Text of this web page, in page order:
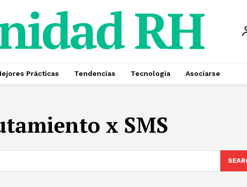
RH
Prácticas Tendencias Tecnologia Asociarse
x SMS